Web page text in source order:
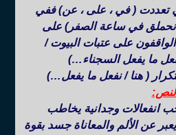
تعددت ( في ، على ، عن) ففي
في ساعة الصفر) على
على عتبات البيوت /
ما يفعل السجناء…)
( هنا / نفعل ما يفعل…)
وجدانية يخاطب
عن الألم والمعاناة جسد بقوة